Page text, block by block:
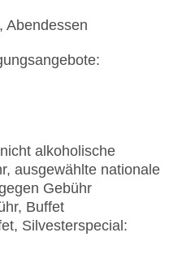
Abendessen
alkoholische
ausgewählte nationale
Gebühr
Buffet
Silvesterspecial: